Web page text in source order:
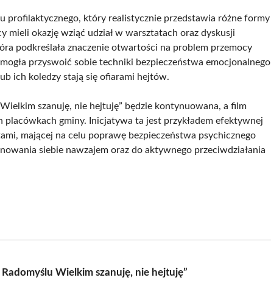
profilaktycznego, który realistycznie przedstawia różne formy
mieli okazję wziąć udział w warsztatach oraz dyskusji
podkreślała znaczenie otwartości na problem przemocy
przyswoić sobie techniki bezpieczeństwa emocjonalnego
ich koledzy stają się ofiarami hejtów.
szanuję, nie hejtuję” będzie kontynuowana, a film
gminy. Inicjatywa ta jest przykładem efektywnej
mającej na celu poprawę bezpieczeństwa psychicznego
siebie nawzajem oraz do aktywnego przeciwdziałania
Wielkim szanuję, nie hejtuję”